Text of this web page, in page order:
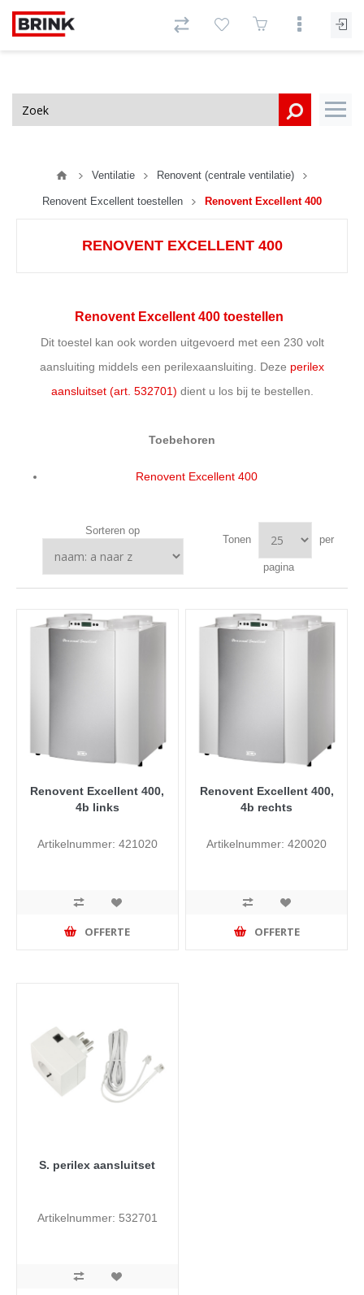
Ventilatie Renovent (centrale ventilatie)
Renovent Excellent toestellen Renovent Excellent 400
RENOVENT EXCELLENT 400
Renovent Excellent 400 toestellen
Dit toestel kan ook worden uitgevoerd met een 230 volt
aansluiting middels een perilexaansluiting. Deze perilex
aansluitset (art. 532701) dient u los bij te bestellen.
Toebehoren
Renovent Excellent 400
Sorteren op
Tonen per
pagina
Renovent Excellent 400,
4b links
Artikelnummer: 421020
OFFERTE
Renovent Excellent 400,
4b rechts
Artikelnummer: 420020
OFFERTE
S. perilex aansluitset
Artikelnummer: 532701